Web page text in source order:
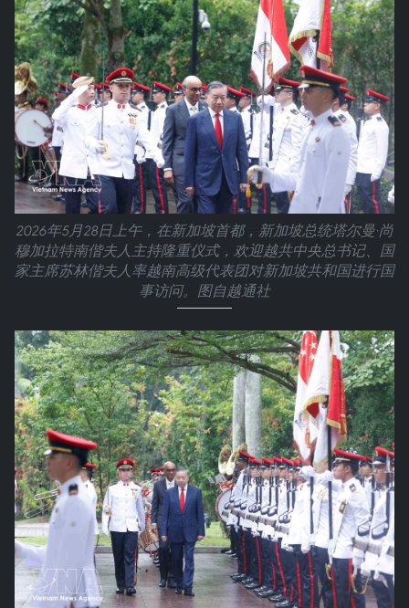
2026年5月28日上午，在新加坡首都，新加坡总统塔尔曼·尚
穆加拉特南偕夫人主持隆重仪式，欢迎越共中央总书记、国
家主席苏林偕夫人率越南高级代表团对新加坡共和国进行国
事访问。图自越通社